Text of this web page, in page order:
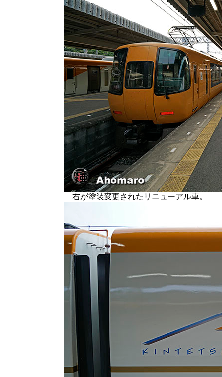
右が塗装変更されたリニューアル車。